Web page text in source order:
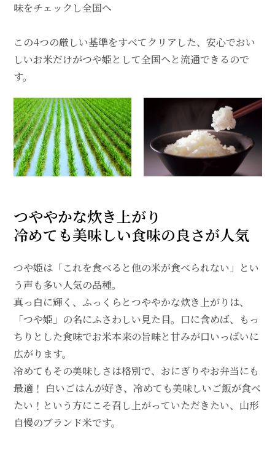
味をチェックし全国へ
この4つの厳しい基準をすべてクリアした、安心でおい
しいお米だけがつや姫として全国へと流通できるので
す。
つややかな炊き上がり
冷めても美味しい食味の良さが人気
つや姫は「これを食べると他の米が食べられない」とい
う声も多い人気の品種。
真っ白に輝く、ふっくらとつややかな炊き上がりは、
「つや姫」の名にふさわしい見た目。口に含めば、もっ
ちりとした食味でお米本来の旨味と甘みが口いっぱいに
広がります。
冷めてもその美味しさは格別で、おにぎりやお弁当にも
最適！ 白いごはんが好き、冷めても美味しいご飯が食べ
たい！という方にこそ召し上がっていただきたい、山形
自慢のブランド米です。